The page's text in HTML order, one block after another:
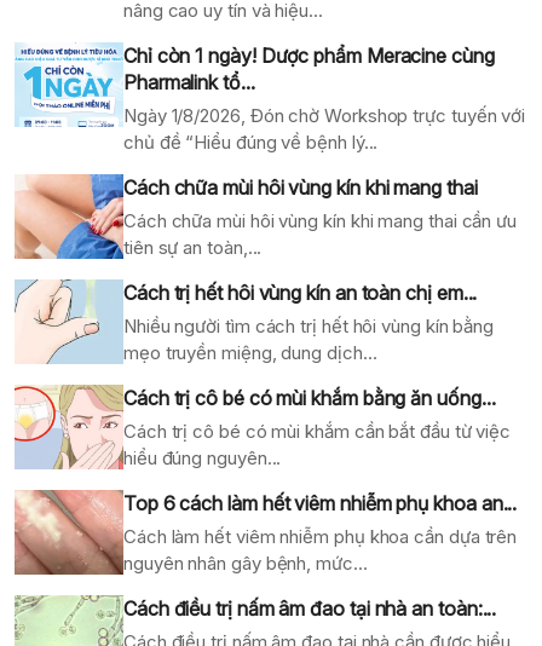
nâng cao uy tín và hiệu...
Chỉ còn 1 ngày! Dược phẩm Meracine cùng
Pharmalink tổ...
Ngày 1/8/2026, Đón chờ Workshop trực tuyến với
chủ đề “Hiểu đúng về bệnh lý...
Cách chữa mùi hôi vùng kín khi mang thai
Cách chữa mùi hôi vùng kín khi mang thai cần ưu
tiên sự an toàn,...
Cách trị hết hôi vùng kín an toàn chị em...
Nhiều người tìm cách trị hết hôi vùng kín bằng
mẹo truyền miệng, dung dịch...
Cách trị cô bé có mùi khắm bằng ăn uống...
Cách trị cô bé có mùi khắm cần bắt đầu từ việc
hiểu đúng nguyên...
Top 6 cách làm hết viêm nhiễm phụ khoa an...
Cách làm hết viêm nhiễm phụ khoa cần dựa trên
nguyên nhân gây bệnh, mức...
Cách điều trị nấm âm đao tại nhà an toàn:...